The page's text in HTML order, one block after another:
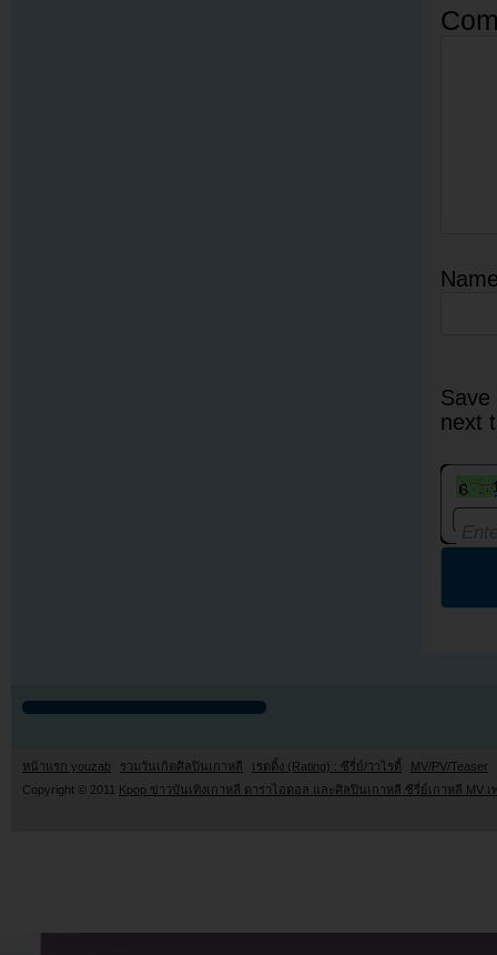
next
หน้าแรก youzab รวมวันเกิดศิลปินเกาหลี เรตติ้ง (Rating) : ซีรี่ย์/วาไรตี้
MV/PV/Teaser
Copyright © 2011 Kpop ข่าวบันเทิงเกาหลี ดาราไอดอล และศิลปินเกาหลี ซีรี่ย์เกาหลี MV